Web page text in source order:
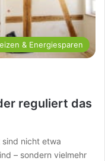
& Energiesparen
reguliert das
sind nicht etwa
– sondern vielmehr